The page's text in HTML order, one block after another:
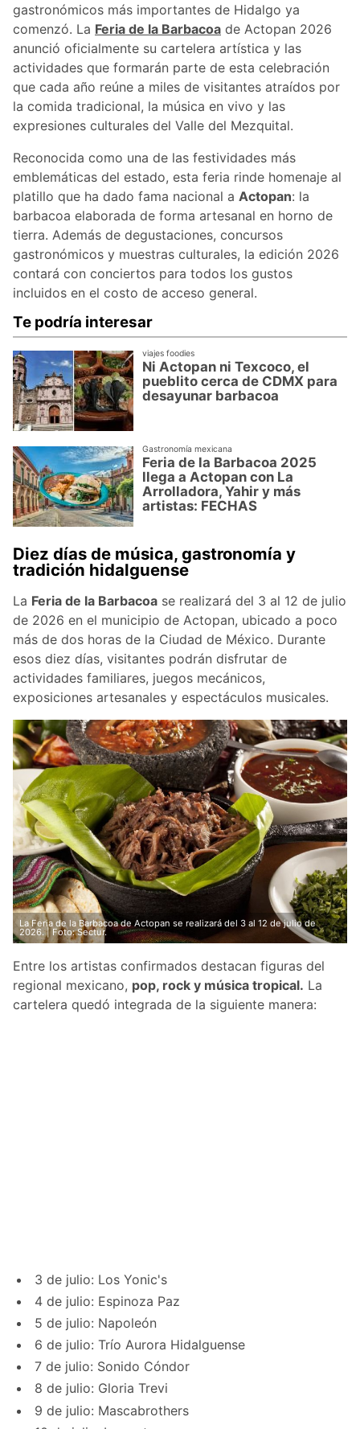
gastronómicos más importantes de Hidalgo ya
comenzó. La Feria de la Barbacoa de Actopan 2026
anunció oficialmente su cartelera artística y las
actividades que formarán parte de esta celebración
que cada año reúne a miles de visitantes atraídos por
la comida tradicional, la música en vivo y las
expresiones culturales del Valle del Mezquital.
Reconocida como una de las festividades más
emblemáticas del estado, esta feria rinde homenaje al
platillo que ha dado fama nacional a Actopan: la
barbacoa elaborada de forma artesanal en horno de
tierra. Además de degustaciones, concursos
gastronómicos y muestras culturales, la edición 2026
contará con conciertos para todos los gustos
incluidos en el costo de acceso general.
Te podría interesar
viajes foodies
Ni Actopan ni Texcoco, el
pueblito cerca de CDMX para
desayunar barbacoa
Gastronomía mexicana
Feria de la Barbacoa 2025
llega a Actopan con La
Arrolladora, Yahir y más
artistas: FECHAS
Diez días de música, gastronomía y
tradición hidalguense
La Feria de la Barbacoa se realizará del 3 al 12 de julio
de 2026 en el municipio de Actopan, ubicado a poco
más de dos horas de la Ciudad de México. Durante
esos diez días, visitantes podrán disfrutar de
actividades familiares, juegos mecánicos,
exposiciones artesanales y espectáculos musicales.
La Feria de la Barbacoa de Actopan se realizará del 3 al 12 de julio de
2026. | Foto: Sectur.
Entre los artistas confirmados destacan figuras del
regional mexicano, pop, rock y música tropical. La
cartelera quedó integrada de la siguiente manera:
3 de julio: Los Yonic's
4 de julio: Espinoza Paz
5 de julio: Napoleón
6 de julio: Trío Aurora Hidalguense
7 de julio: Sonido Cóndor
8 de julio: Gloria Trevi
9 de julio: Mascabrothers